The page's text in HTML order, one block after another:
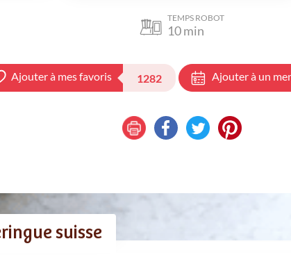
TEMPS ROBOT
10min
Ajouter à mes favoris 1282 Ajouter à un
suisse